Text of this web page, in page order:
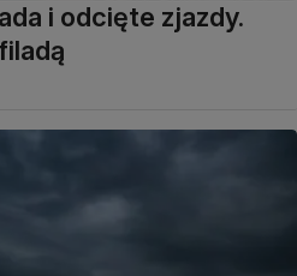
i odcięte zjazdy.